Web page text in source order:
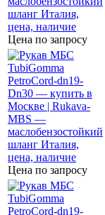
Цена по запросу
Цена по запросу